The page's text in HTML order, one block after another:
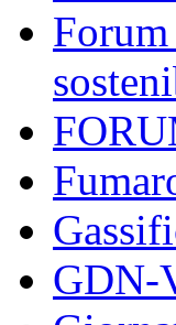
GDN-